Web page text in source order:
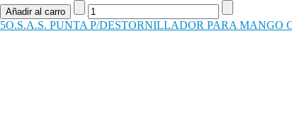
5O.S.A.S. PUNTA P/DESTORNILLADOR PARA MANGO